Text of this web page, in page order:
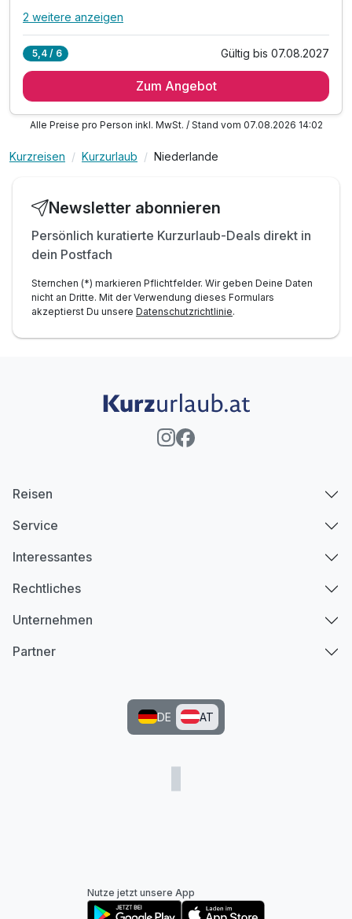
Alle Inklusivleistungen
6 x reichhaltiges Frühstück vom Buffet
inkl. Parkplatznutzung am Hotel
2 weitere anzeigen
5,4 / 6 Gültig bis 07.08.2027
Zum Angebot
Alle Preise pro Person inkl. MwSt. / Stand vom 07.08.2026 14:02
Kurzreisen Kurzurlaub Niederlande
Newsletter abonnieren
Persönlich kuratierte Kurzurlaub-Deals direkt in
dein Postfach
Sternchen (*) markieren Pflichtfelder. Wir geben Deine Daten
nicht an Dritte. Mit der Verwendung dieses Formulars
akzeptierst Du unsere Datenschutzrichtlinie.
Reisen
Service
Interessantes
Rechtliches
Unternehmen
Partner
DE AT
Nutze jetzt unsere App